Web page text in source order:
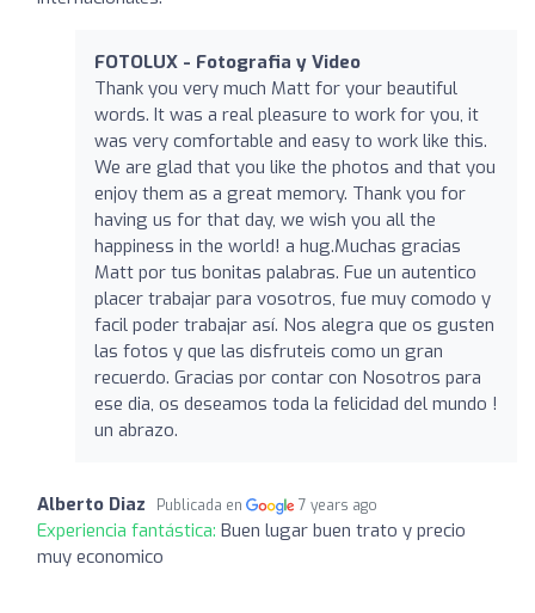
FOTOLUX - Fotografia y Video
Thank you very much Matt for your beautiful
words. It was a real pleasure to work for you, it
was very comfortable and easy to work like this.
We are glad that you like the photos and that you
enjoy them as a great memory. Thank you for
having us for that day, we wish you all the
happiness in the world! a hug.Muchas gracias
Matt por tus bonitas palabras. Fue un autentico
placer trabajar para vosotros, fue muy comodo y
facil poder trabajar así. Nos alegra que os gusten
las fotos y que las disfruteis como un gran
recuerdo. Gracias por contar con Nosotros para
ese dia, os deseamos toda la felicidad del mundo !
un abrazo.
Alberto Diaz Publicada en 7 years ago
Experiencia fantástica: Buen lugar buen trato y precio
muy economico